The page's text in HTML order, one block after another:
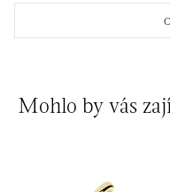
Einsteinova 18, 851 01
ALO diamonds
Ivanská cesta 16, 821 04
Mohlo by vás